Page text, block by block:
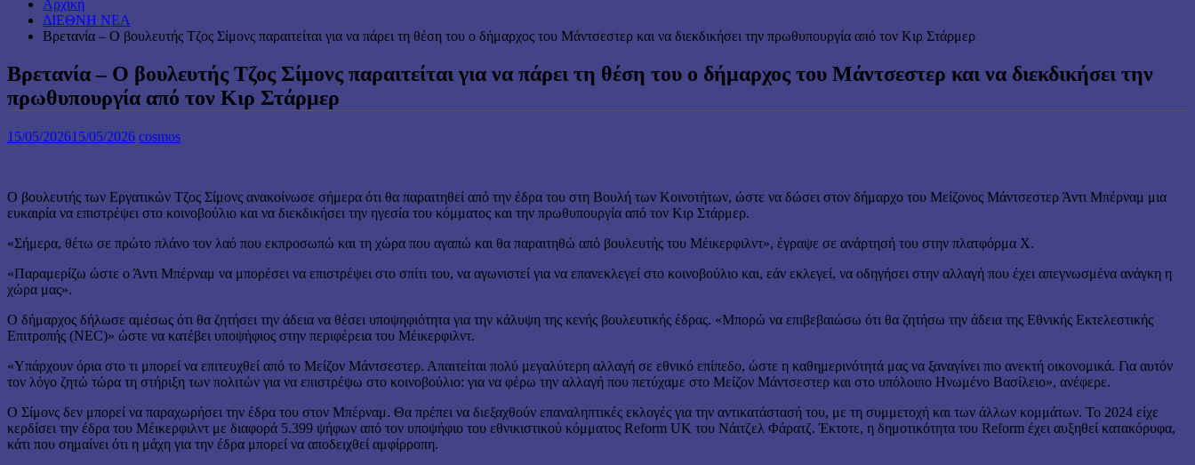
Αρχική
ΔΙΕΘΝΗ ΝΕΑ
Βρετανία – Ο βουλευτής Τζος Σίμονς παραιτείται για να πάρει τη θέση του ο δήμαρχος του Μάντσεστερ και να διεκδικήσει την πρωθυπουργία από τον Κιρ Στάρμερ
Βρετανία – Ο βουλευτής Τζος Σίμονς παραιτείται για να πάρει τη θέση του ο δήμαρχος του Μάντσεστερ και να διεκδικήσει την
πρωθυπουργία από τον Κιρ Στάρμερ
15/05/202615/05/2026 cosmos
Ο βουλευτής των Εργατικών Τζος Σίμονς ανακοίνωσε σήμερα ότι θα παραιτηθεί από την έδρα του στη Βουλή των Κοινοτήτων, ώστε να δώσει στον δήμαρχο του Μείζονος Μάντσεστερ Άντι Μπέρναμ μια
ευκαιρία να επιστρέψει στο κοινοβούλιο και να διεκδικήσει την ηγεσία του κόμματος και την πρωθυπουργία από τον Κιρ Στάρμερ.
«Σήμερα, θέτω σε πρώτο πλάνο τον λαό που εκπροσωπώ και τη χώρα που αγαπώ και θα παραιτηθώ από βουλευτής του Μέικερφιλντ», έγραψε σε ανάρτησή του στην πλατφόρμα Χ.
«Παραμερίζω ώστε ο Άντι Μπέρναμ να μπορέσει να επιστρέψει στο σπίτι του, να αγωνιστεί για να επανεκλεγεί στο κοινοβούλιο και, εάν εκλεγεί, να οδηγήσει στην αλλαγή που έχει απεγνωσμένα ανάγκη η
χώρα μας».
Ο δήμαρχος δήλωσε αμέσως ότι θα ζητήσει την άδεια να θέσει υποψηφιότητα για την κάλυψη της κενής βουλευτικής έδρας. «Μπορώ να επιβεβαιώσω ότι θα ζητήσω την άδεια της Εθνικής Εκτελεστικής
Επιτροπής (NEC)» ώστε να κατέβει υποψήφιος στην περιφέρεια του Μέικερφιλντ.
«Υπάρχουν όρια στο τι μπορεί να επιτευχθεί από το Μείζον Μάντσεστερ. Απαιτείται πολύ μεγαλύτερη αλλαγή σε εθνικό επίπεδο, ώστε η καθημερινότητά μας να ξαναγίνει πιο ανεκτή οικονομικά. Για αυτόν
τον λόγο ζητώ τώρα τη στήριξη των πολιτών για να επιστρέψω στο κοινοβούλιο: για να φέρω την αλλαγή που πετύχαμε στο Μείζον Μάντσεστερ και στο υπόλοιπο Ηνωμένο Βασίλειο», ανέφερε.
Ο Σίμονς δεν μπορεί να παραχωρήσει την έδρα του στον Μπέρναμ. Θα πρέπει να διεξαχθούν επαναληπτικές εκλογές για την αντικατάστασή του, με τη συμμετοχή και των άλλων κομμάτων. Το 2024 είχε
κερδίσει την έδρα του Μέικερφιλντ με διαφορά 5.399 ψήφων από τον υποψήφιο του εθνικιστικού κόμματος Reform UK του Νάιτζελ Φάρατζ. Έκτοτε, η δημοτικότητα του Reform έχει αυξηθεί κατακόρυφα,
κάτι που σημαίνει ότι η μάχη για την έδρα μπορεί να αποδειχθεί αμφίρροπη.